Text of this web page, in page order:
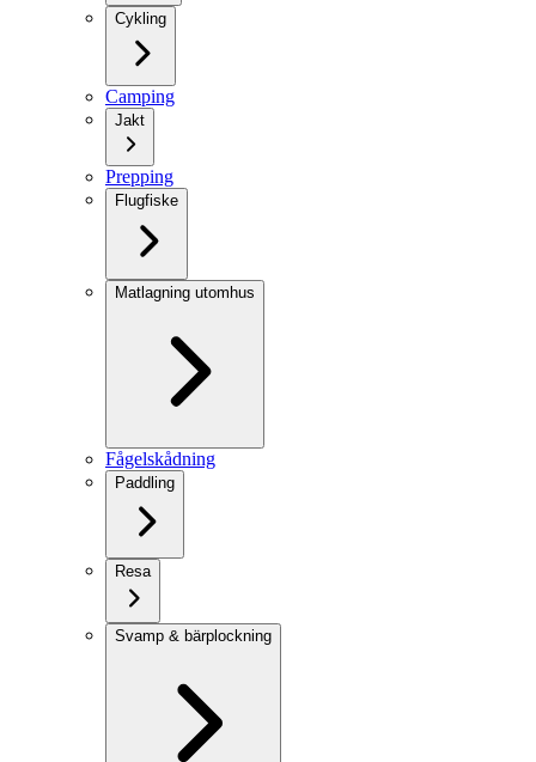
Cykling
Camping
Jakt
Prepping
Flugfiske
Matlagning utomhus
Fågelskådning
Paddling
Resa
Svamp & bärplockning